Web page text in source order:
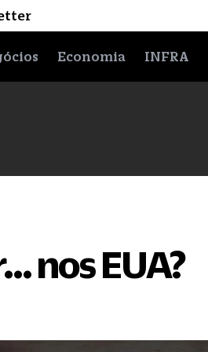
Economia INFRA
nos EUA?